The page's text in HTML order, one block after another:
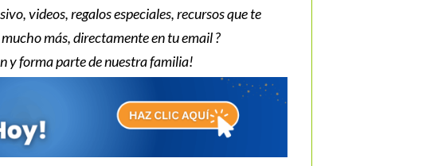
videos, regalos especiales, recursos que te
más, directamente en tu email ?
y forma parte de nuestra familia!